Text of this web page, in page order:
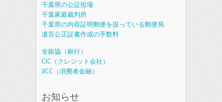
千葉県の公証役場
千葉家庭裁判所
千葉県の内容証明郵便を扱っている郵便局
遺言公正証書作成の手数料
全銀協（銀行）
CIC（クレジット会社）
JICC（消費者金融）
お知らせ